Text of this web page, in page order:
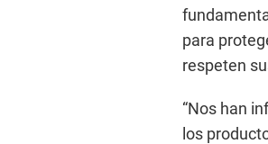
para
respeten
“Nos han
los